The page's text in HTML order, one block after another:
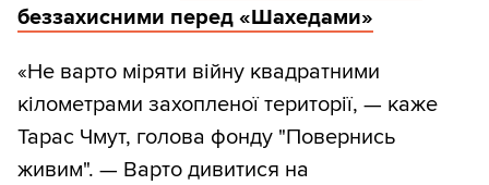
беззахисними перед «Шахедами»
«Не варто міряти війну квадратними
кілометрами захопленої території, — каже
Тарас Чмут, голова фонду "Повернись
живим". — Варто дивитися на